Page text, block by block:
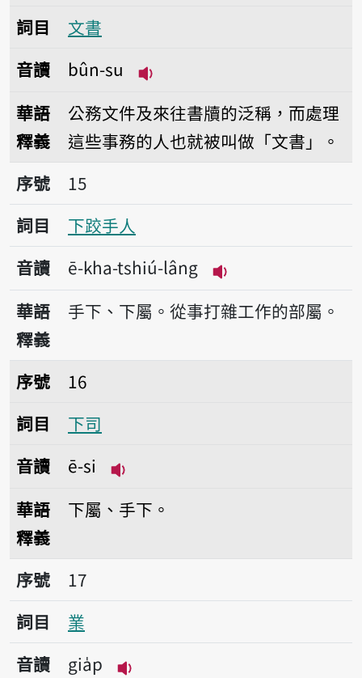
詞目
文書
音讀
bûn-su
華語
釋義
公務文件及來往書牘的泛稱，而處理
這些事務的人也就被叫做「文書」。
序號15下跤手人
序號
15
詞目
下跤手人
音讀
ē-kha-tshiú-lâng
播放音讀ē-kha-
華語
釋義
手下、下屬。從事打雜工作的部屬。
序號16下司
序號
16
詞目
下司
音讀
ē-si
華語
釋義
下屬、手下。
序號17業
序號
17
詞目
業
音讀
gia̍p